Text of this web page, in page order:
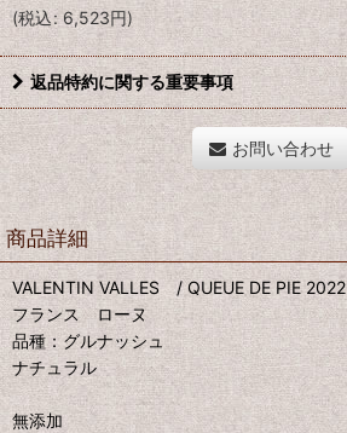
(税込: 6,523円)
返品特約に関する重要事項
お問い合わせ
商品詳細
VALENTIN VALLES / QUEUE DE PIE 2022
フランス ローヌ
品種：グルナッシュ
ナチュラル
無添加